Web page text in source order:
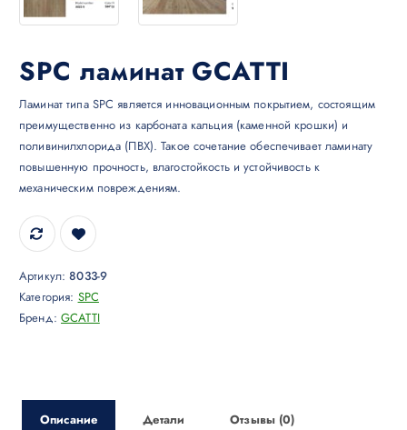
SPC ламинат GCATTI
Ламинат типа SPC является инновационным покрытием, состоящим
преимущественно из карбоната кальция (каменной крошки) и
поливинилхлорида (ПВХ). Такое сочетание обеспечивает ламинату
повышенную прочность, влагостойкость и устойчивость к
механическим повреждениям.
Артикул:8033-9
Категория: SPC
Бренд:GCATTI
Описание Детали Отзывы (0)